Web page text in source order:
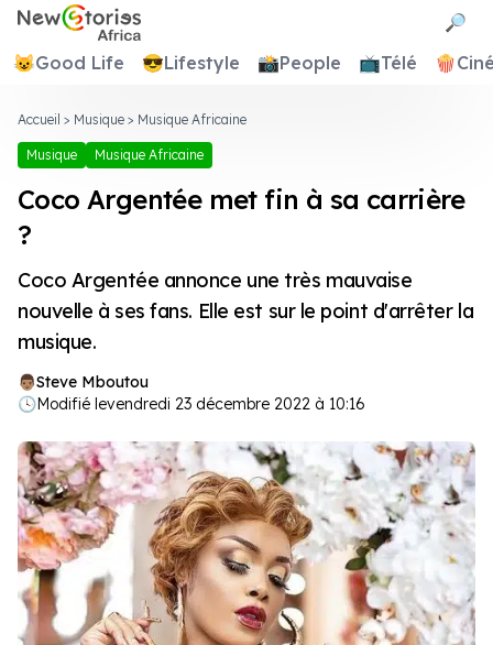
Newstories Africa
🔎
😺Good Life 😎Lifestyle 📸People 📺Télé 🍿
Accueil > Musique > Musique Africaine
Musique Musique Africaine
Coco Argentée met fin à sa carrière
?
Coco Argentée annonce une très mauvaise
nouvelle à ses fans. Elle est sur le point d'arrêter la
musique.
Steve Mboutou
🕓Modifié levendredi 23 décembre 2022 à 10:16